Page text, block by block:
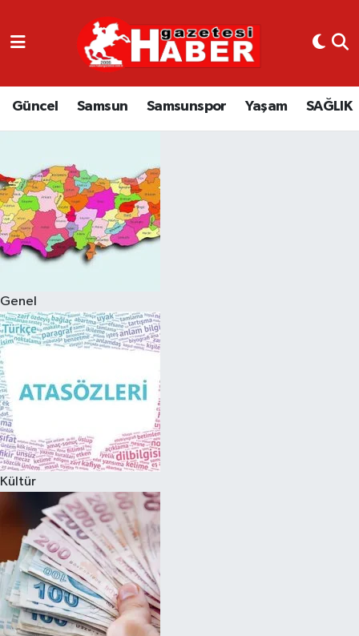
Güncel Samsun Samsunspor Yaşam SAĞLIK
Genel
Kültür
GÜNCEL
SAMSUN
EKONOMİ
YAŞAM